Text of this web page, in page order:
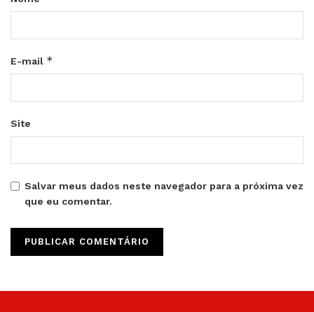
E-mail *
Site
Salvar meus dados neste navegador para a próxima vez
que eu comentar.